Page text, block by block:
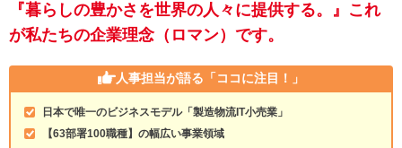
『暮らしの豊かさを世界の人々に提供する。』これ
が私たちの企業理念（ロマン）です。
人事担当が語る 「ココに注目！」
日本で唯一のビジネスモデル「製造物流IT小売業」
【63部署100職種】の幅広い事業領域